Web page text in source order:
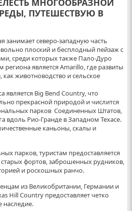
МНОГООБРАЗНОЙ
ПУТЕШЕСТВУЮ В
занимает северо-западную часть
плоский и бесплодный пейзаж с
среди которых также Пало-Дуро
является Amarillo, где развиты
как животноводство и сельское
является Big Bend Country, что
прекрасной природой и числится
парков Соединенных Штатов,
вдоль Рио-Гранде в Западном Техасе.
каньоны, скалы и
парков, туристам предоставляется
фортов, заброшенных рудников,
и роскошных ранчо.
из Великобритании, Германии и
Hill Country предоставляет четко
наследие.